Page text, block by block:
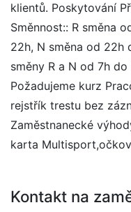
klientů. Poskytování
Směnnost:: R směna
22h, N směna od 22h
směny R a N od 7h do
Požadujeme kurz
rejstřík trestu bez
Zaměstnanecké
karta
Kontakt na